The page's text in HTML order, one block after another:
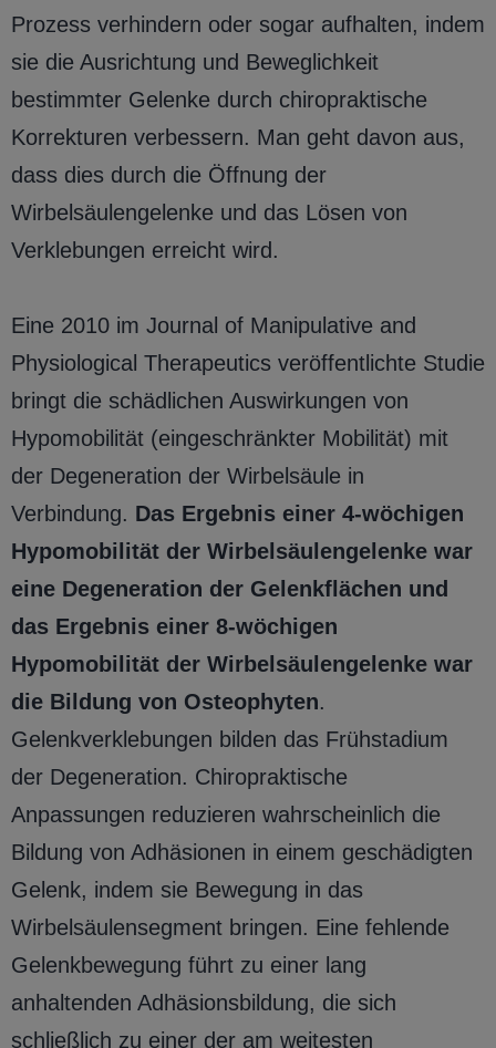
Prozess verhindern oder sogar aufhalten, indem
sie die Ausrichtung und Beweglichkeit
bestimmter Gelenke durch chiropraktische
Korrekturen verbessern. Man geht davon aus,
dass dies durch die Öffnung der
Wirbelsäulengelenke und das Lösen von
Verklebungen erreicht wird.
Eine 2010 im Journal of Manipulative and
Physiological Therapeutics veröffentlichte Studie
bringt die schädlichen Auswirkungen von
Hypomobilität (eingeschränkter Mobilität) mit
der Degeneration der Wirbelsäule in
Verbindung. Das Ergebnis einer 4-wöchigen
Hypomobilität der Wirbelsäulengelenke war
eine Degeneration der Gelenkflächen und
das Ergebnis einer 8-wöchigen
Hypomobilität der Wirbelsäulengelenke war
die Bildung von Osteophyten.
Gelenkverklebungen bilden das Frühstadium
der Degeneration. Chiropraktische
Anpassungen reduzieren wahrscheinlich die
Bildung von Adhäsionen in einem geschädigten
Gelenk, indem sie Bewegung in das
Wirbelsäulensegment bringen. Eine fehlende
Gelenkbewegung führt zu einer lang
anhaltenden Adhäsionsbildung, die sich
schließlich zu einer der am weitesten